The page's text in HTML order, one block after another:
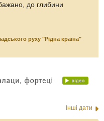
до глибини
руху "Рідна країна"
Інші дати